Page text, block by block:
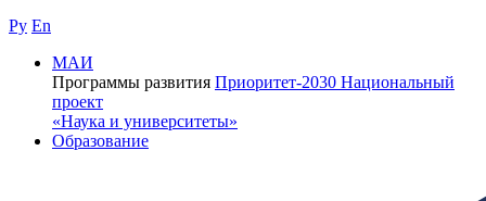
Ру En
МАИ
Программы развития Приоритет-2030 Национальный
проект
«Наука и университеты»
Образование